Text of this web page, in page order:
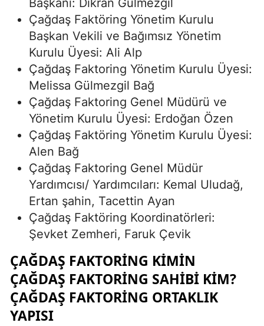
Başkanı: Dikran Gülmezgil
Çağdaş Faktöring Yönetim Kurulu
Başkan Vekili ve Bağımsız Yönetim
Kurulu Üyesi: Ali Alp
Çağdaş Faktoring Yönetim Kurulu Üyesi:
Melissa Gülmezgil Bağ
Çağdaş Faktoring Genel Müdürü ve
Yönetim Kurulu Üyesi: Erdoğan Özen
Çağdaş Faktöring Yönetim Kurulu Üyesi:
Alen Bağ
Çağdaş Faktoring Genel Müdür
Yardımcısı/ Yardımcıları: Kemal Uludağ,
Ertan şahin, Tacettin Ayan
Çağdaş Faktöring Koordinatörleri:
Şevket Zemheri, Faruk Çevik
ÇAĞDAŞ FAKTORING KIMIN
ÇAĞDAŞ FAKTORING SAHIBI KIM?
ÇAĞDAŞ FAKTORING ORTAKLIK
YAPISI